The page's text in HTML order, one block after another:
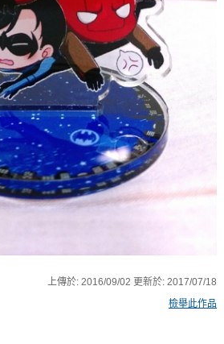
上傳於:2016/09/02 更新於:2017/07/18
檢舉此作品